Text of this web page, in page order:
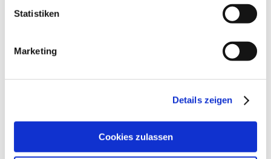
Statistiken
Marketing
Details zeigen
Cookies zulassen
Öffnungszeiten Kontakt